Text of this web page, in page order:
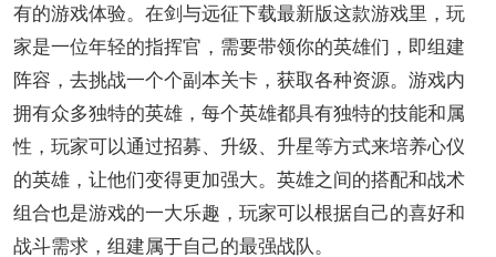
有的游戏体验。在剑与远征下载最新版这款游戏里，玩
家是一位年轻的指挥官，需要带领你的英雄们，即组建
阵容，去挑战一个个副本关卡，获取各种资源。游戏内
拥有众多独特的英雄，每个英雄都具有独特的技能和属
性，玩家可以通过招募、升级、升星等方式来培养心仪
的英雄，让他们变得更加强大。英雄之间的搭配和战术
组合也是游戏的一大乐趣，玩家可以根据自己的喜好和
战斗需求，组建属于自己的最强战队。